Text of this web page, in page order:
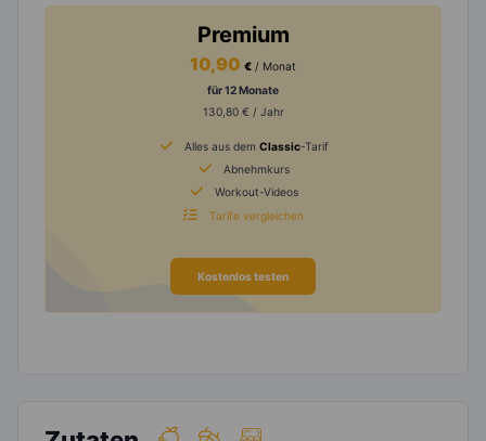
Premium
10,90 € / Monat
für 12 Monate
130,80 € / Jahr
Alles aus dem Classic-Tarif
Abnehmkurs
Workout-Videos
Tarife vergleichen
Kostenlos testen